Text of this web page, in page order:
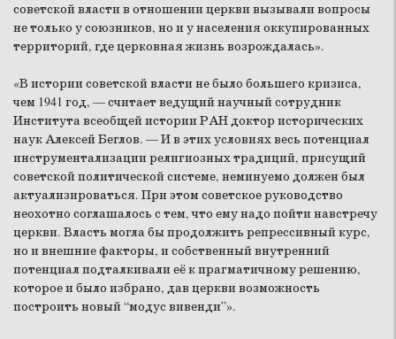
советской власти в отношении церкви вызывали вопросы
не только у союзников, но и у населения оккупированных
территорий, где церковная жизнь возрождалась».
«В истории советской власти не было большего кризиса,
чем 1941 год, — считает ведущий научный сотрудник
Института всеобщей истории РАН доктор исторических
наук Алексей Беглов. — И в этих условиях весь потенциал
инструментализации религиозных традиций, присущий
советской политической системе, неминуемо должен был
актуализироваться. При этом советское руководство
неохотно соглашалось с тем, что ему надо пойти навстречу
церкви. Власть могла бы продолжить репрессивный курс,
но и внешние факторы, и собственный внутренний
потенциал подталкивали её к прагматичному решению,
которое и было избрано, дав церкви возможность
построить новый “модус вивенди”».